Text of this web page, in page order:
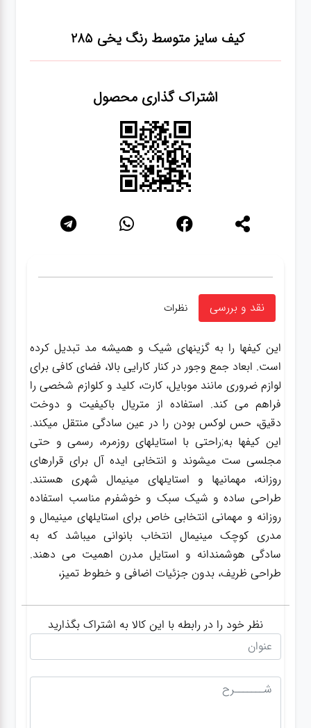
کیف سایز متوسط رنگ یخی 285
اشتراک گذاری محصول
نقد و بررسی نظرات
این کیفها را به گزینهای شیک و همیشه مد تبدیل کرده
است. ابعاد جمع وجور در کنار کارایی بالا، فضای کافی برای
لوازم ضروری مانند موبایل، کارت، کلید و کلوازم شخصی را
فراهم می کند. استفاده از متریال باکیفیت و دوخت
دقیق، حس لوکس بودن را در عین سادگی منتقل میکند.
این کیفها به;راحتی با استایلهای روزمره، رسمی و حتی
مجلسی ست میشوند و انتخابی ایده آل برای قرارهای
روزانه، مهمانیها و استایلهای مینیمال شهری هستند.
طراحی ساده و شیک سبک و خوشفرم مناسب استفاده
روزانه و مهمانی انتخابی خاص برای استایلهای مینیمال و
مدری کوچک مینیمال انتخاب بانوانی میباشد که به
سادگی هوشمندانه و استایل مدرن اهمیت می دهند.
طراحی ظریف، بدون جزئیات اضافی و خطوط تمیز،
نظر خود را در رابطه با این کالا به اشتراک بگذارید